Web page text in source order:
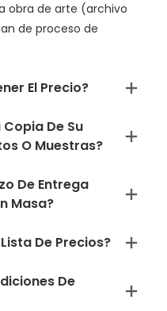
obra de arte (archivo
de proceso de
El Precio?
De Su
O Muestras?
De Entrega
Masa?
De Precios?
De